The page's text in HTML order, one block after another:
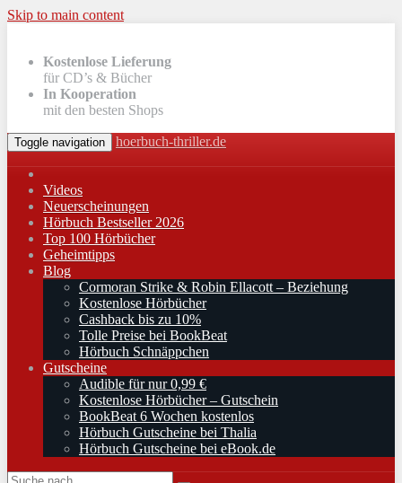
Skip to main content
Kostenlose Lieferung
für CD’s & Bücher
In Kooperation
mit den besten Shops
Toggle navigation hoerbuch-thriller.de
Videos
Neuerscheinungen
Hörbuch Bestseller 2026
Top 100 Hörbücher
Geheimtipps
Blog
Cormoran Strike & Robin Ellacott – Beziehung
Kostenlose Hörbücher
Cashback bis zu 10%
Tolle Preise bei BookBeat
Hörbuch Schnäppchen
Gutscheine
Audible für nur 0,99 €
Kostenlose Hörbücher – Gutschein
BookBeat 6 Wochen kostenlos
Hörbuch Gutscheine bei Thalia
Hörbuch Gutscheine bei eBook.de